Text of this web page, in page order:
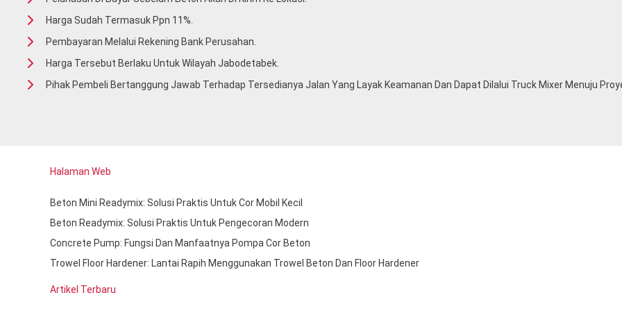
Harga Sudah Termasuk Ppn 11%.
Pembayaran Melalui Rekening Bank Perusahan.
Harga Tersebut Berlaku Untuk Wilayah Jabodetabek.
Pihak Pembeli Bertanggung Jawab Terhadap Tersedianya Jalan Yang Layak Keamanan Dan Dapat Dilalui Truck Mixer Menuju
Halaman Web
Beton Mini Readymix: Solusi Praktis Untuk Cor Mobil Kecil
Beton Readymix: Solusi Praktis Untuk Pengecoran Modern
Concrete Pump: Fungsi Dan Manfaatnya Pompa Cor Beton
Trowel Floor Hardener: Lantai Rapih Menggunakan Trowel Beton Dan Floor Hardener
Artikel Terbaru